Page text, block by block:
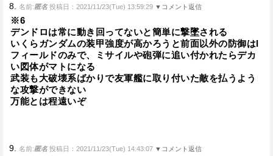
8. 名前:匿名 投稿日：2021/11/23(Tue) 13:59:29 ▼コメント返信
※6
デンドロは常に動き回ってないと簡単に撃墜される
いくらガンダムの装甲強度が高かろうと前面以外の防御はI
フィールドのみで、ミサイルや砲弾に追い付かれたらデカ
い図体がマトになる
武装も大破壊系ばかりで友軍艦に取り付いた敵を払うよう
な攻撃ができない
万能とは程遠いぞ
9. 名前:匿名 投稿日：2021/11/23(Tue) 14:43:07 ▼コメント返信